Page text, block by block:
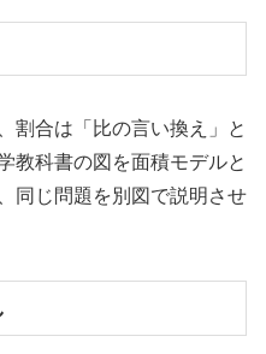
割合は「比の言い換え」と
教科書の図を面積モデルと
同じ問題を別図で説明させ